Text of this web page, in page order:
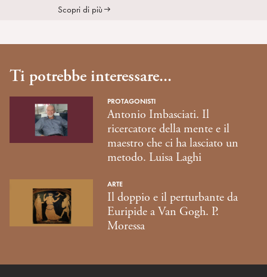
Scopri di più
Ti potrebbe interessare...
PROTAGONISTI
Antonio Imbasciati. Il
ricercatore della mente e il
maestro che ci ha lasciato un
metodo. Luisa Laghi
ARTE
Il doppio e il perturbante da
Euripide a Van Gogh. P.
Moressa